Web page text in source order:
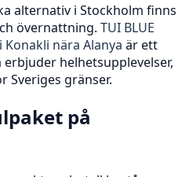
alternativ i Stockholm finns
övernattning. TUI BLUE
Konakli nära Alanya är ett
helhetsupplevelser,
Sveriges gränser.
på